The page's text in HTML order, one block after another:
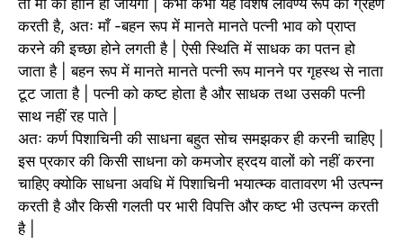
करती है, अतः माँ -बहन रूप में मानते मानते पत्नी भाव को प्राप्त
करने की इच्छा होने लगती है | ऐसी स्थिति में साधक का पतन हो
जाता है | बहन रूप में मानते मानते पत्नी रूप मानने पर गृहस्थ से नाता
टूट जाता है | पत्नी को कष्ट होता है और साधक तथा उसकी पत्नी
साथ नहीं रह पाते |
अतः कर्ण पिशाचिनी की साधना बहुत सोच समझकर ही करनी चाहिए |
इस प्रकार की किसी साधना को कमजोर ह्रदय वालों को नहीं करना
चाहिए क्योकि साधना अवधि में पिशाचिनी भयात्म्क वातावरण भी उत्पन्न
करती है और किसी गलती पर भारी विपत्ति और कष्ट भी उत्पन्न करती
है |